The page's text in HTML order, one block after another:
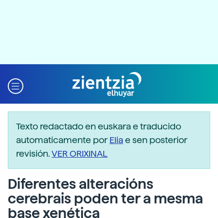
Texto redactado en euskara e traducido
automaticamente porEliae sen posterior
revisión.VER ORIXINAL
Diferentes alteracións
cerebrais poden ter a mesma
base xenética